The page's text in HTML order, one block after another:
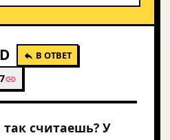
В ОТВЕТ
считаешь? У